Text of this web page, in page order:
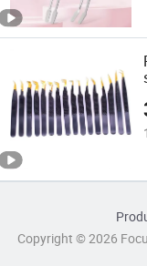
Copyright © 2026